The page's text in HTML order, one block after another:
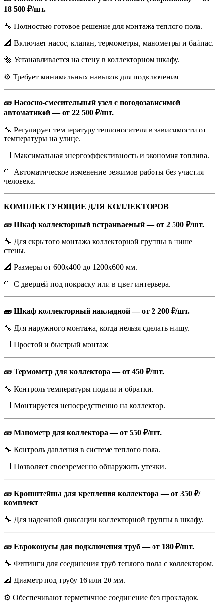
18 500 ₽/шт.
🔧 Полностью готовое решение для монтажа теплого пола.
📐 Включает насос, клапан, термометры, манометры и байпас.
🔩 Устанавливается на стену в коллекторном шкафу.
⚙️ Требует минимальных навыков для подключения.
🧱 Насосно-смесительный узел с погодозависимой
автоматикой — от 22 500 ₽/шт.
🔧 Регулирует температуру теплоносителя в зависимости от
температуры на улице.
📐 Максимальная энергоэффективность и экономия топлива.
🔩 Автоматическое изменение режимов работы без участия
человека.
КОМПЛЕКТУЮЩИЕ ДЛЯ КОЛЛЕКТОРОВ
🧱 Шкаф коллекторный встраиваемый — от 2 500 ₽/шт.
🔧 Для скрытого монтажа коллекторной группы в нише
стены.
📐 Размеры от 600х400 до 1200х600 мм.
🔩 С дверцей под покраску или в цвет интерьера.
🧱 Шкаф коллекторный накладной — от 2 200 ₽/шт.
🔧 Для наружного монтажа, когда нельзя сделать нишу.
📐 Простой и быстрый монтаж.
🧱 Термометр для коллектора — от 450 ₽/шт.
🔧 Контроль температуры подачи и обратки.
📐 Монтируется непосредственно на коллектор.
🧱 Манометр для коллектора — от 550 ₽/шт.
🔧 Контроль давления в системе теплого пола.
📐 Позволяет своевременно обнаружить утечки.
🧱 Кронштейны для крепления коллектора — от 350 ₽/
комплект
🔧 Для надежной фиксации коллекторной группы в шкафу.
🧱 Евроконусы для подключения труб — от 180 ₽/шт.
🔧 Фитинги для соединения труб теплого пола с коллектором.
📐 Диаметр под трубу 16 или 20 мм.
⚙️ Обеспечивают герметичное соединение без прокладок.